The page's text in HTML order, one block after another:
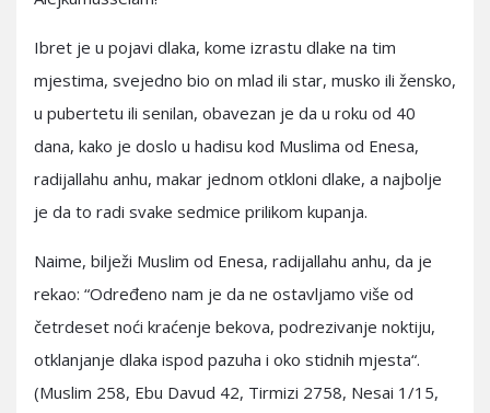
Ibret je u pojavi dlaka, kome izrastu dlake na tim
mjestima, svejedno bio on mlad ili star, musko ili žensko,
u pubertetu ili senilan, obavezan je da u roku od 40
dana, kako je doslo u hadisu kod Muslima od Enesa,
radijallahu anhu, makar jednom otkloni dlake, a najbolje
je da to radi svake sedmice prilikom kupanja.
Naime, bilježi Muslim od Enesa, radijallahu anhu, da je
rekao: “Određeno nam je da ne ostavljamo više od
četrdeset noći kraćenje bekova, podrezivanje noktiju,
otklanjanje dlaka ispod pazuha i oko stidnih mjesta“.
(Muslim 258, Ebu Davud 42, Tirmizi 2758, Nesai 1/15,